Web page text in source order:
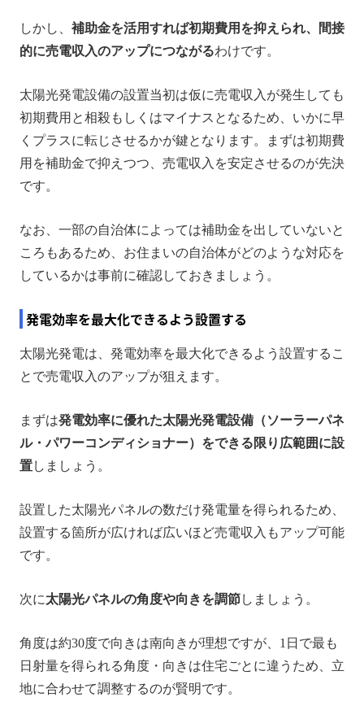
しかし、 補助金を活用すれば初期費用を抑えられ、間接
的に売電収入のアップにつながるわけです。
太陽光発電設備の設置当初は仮に売電収入が発生しても
初期費用と相殺もしくはマイナスとなるため、いかに早
くプラスに転じさせるかが鍵となります。まずは初期費
用を補助金で抑えつつ、売電収入を安定させるのが先決
です。
なお、一部の自治体によっては補助金を出していないと
ころもあるため、お住まいの自治体がどのような対応を
しているかは事前に確認しておきましょう。
発電効率を最大化できるよう設置する
太陽光発電は、発電効率を最大化できるよう設置するこ
とで売電収入のアップが狙えます。
まずは発電効率に優れた太陽光発電設備（ソーラーパネ
ル・パワーコンディショナー）をできる限り広範囲に設
置しましょう。
設置した太陽光パネルの数だけ発電量を得られるため、
設置する箇所が広ければ広いほど売電収入もアップ可能
です。
次に太陽光パネルの角度や向きを調節しましょう。
角度は約30度で向きは南向きが理想ですが、1日で最も
日射量を得られる角度・向きは住宅ごとに違うため、立
地に合わせて調整するのが賢明です。